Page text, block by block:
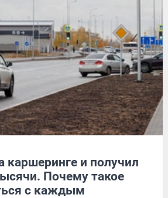
каршеринге и получил
Почему такое
с каждым